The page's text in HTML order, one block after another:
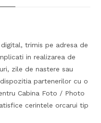
trimis pe adresa de
in realizarea de
zile de nastere sau
partenerilor cu o
Cabina Foto / Photo
cerintele orcarui tip